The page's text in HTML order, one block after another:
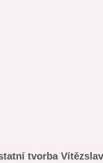
tvorba